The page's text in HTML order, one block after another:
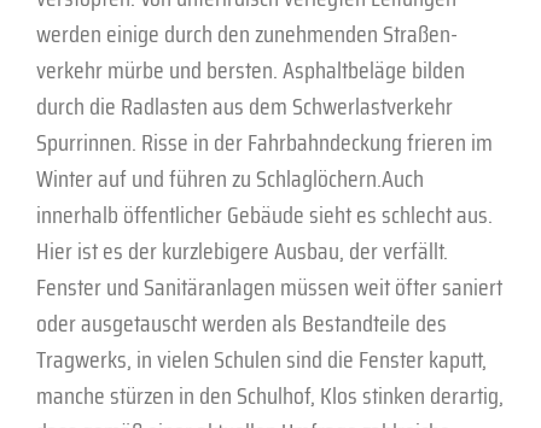
werden einige durch den zunehmenden Straßen­
verkehr mürbe und bersten. Asphaltbeläge bilden
durch die Radlasten aus dem Schwerlastverkehr
Spurrinnen. Risse in der Fahr­bahndeckung frieren im
Winter auf und führen zu Schlaglöchern.Auch
innerhalb öffentlicher Gebäude sieht es schlecht aus.
Hier ist es der kurzlebigere Ausbau, der verfällt.
Fenster und Sanitäranlagen müssen weit öfter saniert
oder ausgetauscht werden als Bestandteile des
Tragwerks, in vielen Schulen sind die Fenster kaputt,
manche stürzen in den Schulhof, Klos stinken derartig,